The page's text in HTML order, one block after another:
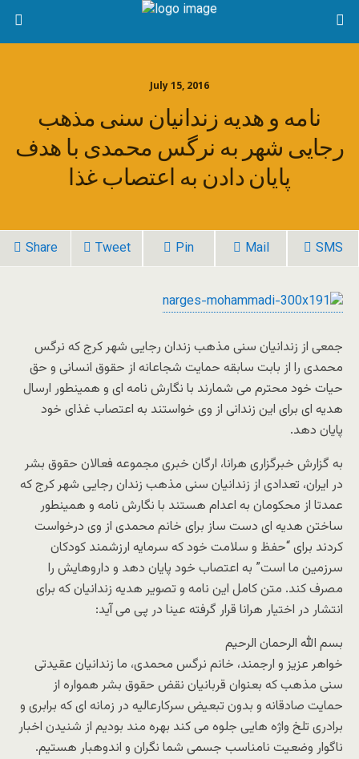
July 15, 2016
نامه و هدیه زندانیان سنی مذهب
رجایی شهر به نرگس محمدی با هدف
پایان دادن به اعتصاب غذا
Share Tweet Pin Mail SMS
جمعی از زندانیان سنی مذهب زندان رجایی شهر کرج که نرگس
محمدی را از بابت سابقه حمایت شجاعانه از حقوق انسانی و حق
حیات خود محترم می شمارند با نگارش نامه ای و همینطور ارسال
هدیه ای برای این زندانی از وی خواستند به اعتصاب غذای خود
پایان دهد.
به گزارش خبرگزاری هرانا، ارگان خبری مجموعه فعالان حقوق بشر
در ایران، تعدادی از زندانیان سنی مذهب زندان رجایی شهر کرج که
عمدتا از محکومان به اعدام هستند با نگارش نامه و همینطور
ساختن هدیه ای دست ساز برای خانم محمدی از وی درخواست
کردند برای “حفظ و سلامت خود که سرمایه ارزشمند کودکان
سرزمین ما است” به اعتصاب خود پایان دهد و داروهایش را
مصرف کند. متن کامل این نامه و تصویر هدیه زندانیان که برای
انتشار در اختیار هرانا قرار گرفته عینا در پی می آید:
بسم الله الرحمان الرحیم
خواهر عزیز و ارجمند، خانم نرگس محمدی، ما زندانیان عقیدتی
سنی مذهب که بعنوان قربانیان نقض حقوق بشر همواره از
حمایت صادقانه و بدون تبعیض سرکارعالیه در زمانه ای که برابری و
برادری تلخ واژه هایی جلوه می کند بهره مند بودیم از شنیدن اخبار
ناگوار وضعیت نامناسب جسمی شما نگران و اندوهبار هستیم.